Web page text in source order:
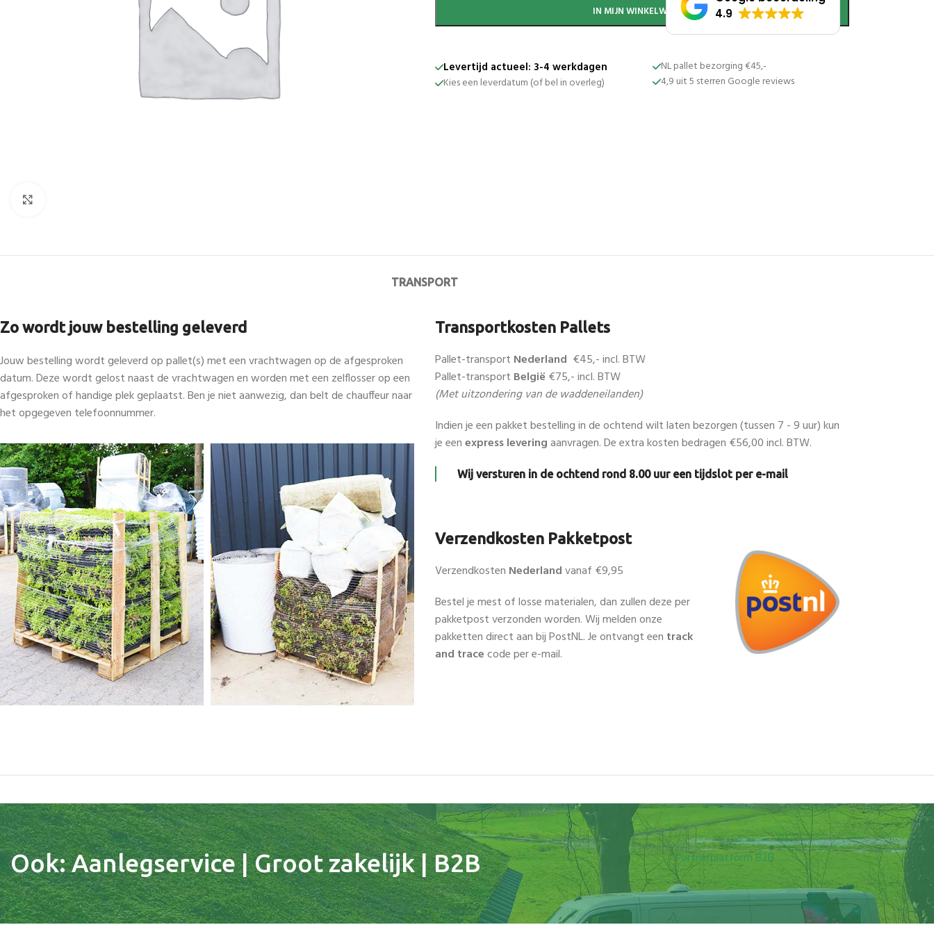
IN MIJN WINKELWAGEN
4.9
Levertijd actueel: 3-4 werkdagen
Kies een leverdatum (of bel in overleg)
NL pallet bezorging €45,-
4,9 uit 5 sterren Google reviews
TRANSPORT
Zo wordt jouw bestelling geleverd
Jouw bestelling wordt geleverd op pallet(s) met een vrachtwagen op de afgesproken
datum. Deze wordt gelost naast de vrachtwagen en worden met een zelflosser op een
afgesproken of handige plek geplaatst. Ben je niet aanwezig, dan belt de chauffeur naar
het opgegeven telefoonnummer.
Transportkosten Pallets
Pallet-transport Nederland €45,- incl. BTW
Pallet-transport België €75,- incl. BTW
(Met uitzondering van de waddeneilanden)
Indien je een pakket bestelling in de ochtend wilt laten bezorgen (tussen 7 - 9 uur) kun
je eenexpress leveringaanvragen. De extra kosten bedragen €56,00 incl. BTW.
Wij versturen in de ochtend rond 8.00 uur een tijdslot per e-mail
Verzendkosten Pakketpost
Verzendkosten Nederlandvanaf €9,95
Bestel je mest of losse materialen, dan zullen deze per
pakketpost verzonden worden. Wij melden onze
pakketten direct aan bij PostNL. Je ontvangt een track
and tracecode per e-mail.
Ook: Aanlegservice | Groot zakelijk | B2B Partnerplatform B2B